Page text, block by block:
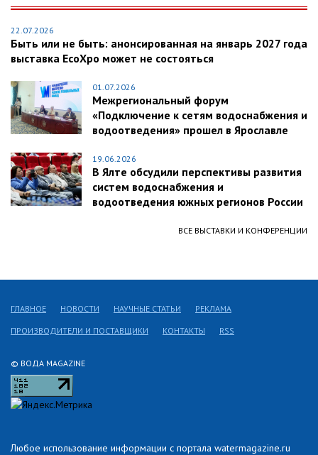
22.07.2026
Быть или не быть: анонсированная на январь 2027 года
выставка EcoXpo может не состояться
01.07.2026
Межрегиональный форум
«Подключение к сетям водоснабжения и
водоотведения» прошел в Ярославле
19.06.2026
В Ялте обсудили перспективы развития
систем водоснабжения и
водоотведения южных регионов России
ВСЕ ВЫСТАВКИ И КОНФЕРЕНЦИИ
© ВОДА MAGAZINE
Любое использование информации с портала watermagazine.ru
ГЛАВНОЕ НОВОСТИ НАУЧНЫЕ СТАТЬИ РЕКЛАМА
ПРОИЗВОДИТЕЛИ И ПОСТАВЩИКИ КОНТАКТЫ RSS